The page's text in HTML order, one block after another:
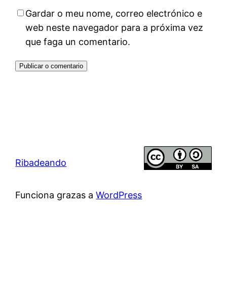
Gardar o meu nome, correo electrónico e
web neste navegador para a próxima vez
que faga un comentario.
Ribadeando
Funciona grazas aWordPress